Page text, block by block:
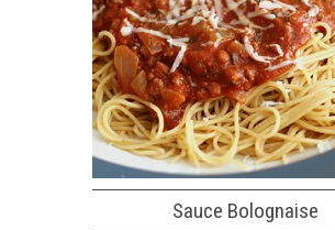
Sauce Bolognaise